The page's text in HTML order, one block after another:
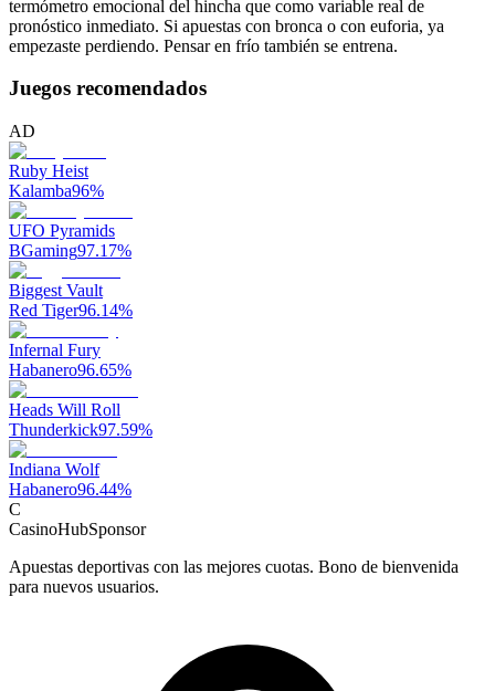
termómetro emocional del hincha que como variable real de
pronóstico inmediato. Si apuestas con bronca o con euforia, ya
empezaste perdiendo. Pensar en frío también se entrena.
Juegos recomendados
AD
Ruby Heist
Kalamba96%
UFO Pyramids
BGaming97.17%
Biggest Vault
Red Tiger96.14%
Infernal Fury
Habanero96.65%
Heads Will Roll
Thunderkick97.59%
Indiana Wolf
Habanero96.44%
C
CasinoHubSponsor
Apuestas deportivas con las mejores cuotas. Bono de bienvenida
para nuevos usuarios.